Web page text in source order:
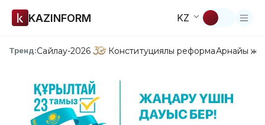
KAZINFORM KZ
Тренд:Сайлау-2026 Конституциялық реформаАрнайы